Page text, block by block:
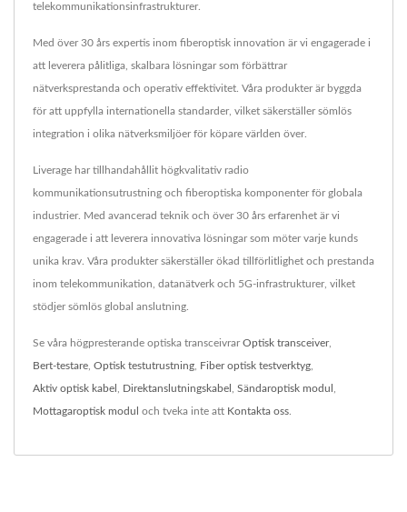
telekommunikationsinfrastrukturer.
Med över 30 års expertis inom fiberoptisk innovation är vi engagerade i
att leverera pålitliga, skalbara lösningar som förbättrar
nätverksprestanda och operativ effektivitet. Våra produkter är byggda
för att uppfylla internationella standarder, vilket säkerställer sömlös
integration i olika nätverksmiljöer för köpare världen över.
Liverage har tillhandahållit högkvalitativ radio
kommunikationsutrustning och fiberoptiska komponenter för globala
industrier. Med avancerad teknik och över 30 års erfarenhet är vi
engagerade i att leverera innovativa lösningar som möter varje kunds
unika krav. Våra produkter säkerställer ökad tillförlitlighet och prestanda
inom telekommunikation, datanätverk och 5G-infrastrukturer, vilket
stödjer sömlös global anslutning.
Se våra högpresterande optiska transceivrarOptisk transceiver,
Bert-testare Optisk testutrustning Fiber optisk testverktyg
Aktiv optisk kabel Direktanslutningskabel Sändaroptisk modul
Mottagaroptisk modul och tveka inte att Kontakta oss